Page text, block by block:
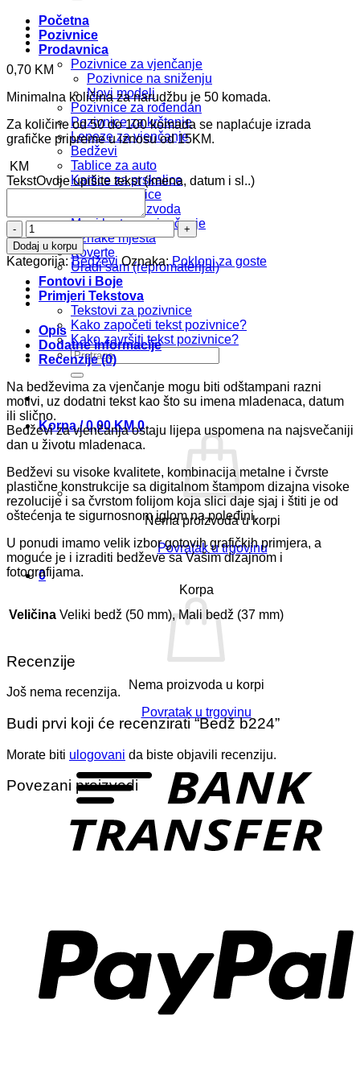
Početna
Pozivnice
Prodavnica
Pozivnice za vjenčanje
Pozivnice na sniženju
Novi modeli
Pozivnice za rođendan
Pozivnice za krštenje
Lepeze za vjenčanje
Bedževi
Tablice za auto
Kartice za prskalice
Foto zahvalnice
Kompleti proizvoda
Meni karte za vjenčanje
Oznake mjesta
Koverte
Uradi sam (repromaterijal)
Fontovi i Boje
Primjeri Tekstova
Tekstovi za pozivnice
Kako započeti tekst pozivnice?
Kako završiti tekst pozivnice?
Pretraži:
Korpa /0,00KM 0
Nema proizvoda u korpi
Povratak u trgovinu
0
Korpa
Nema proizvoda u korpi
Povratak u trgovinu
0,70 KM
Minimalna količina za narudžbu je 50 komada.
Za količine od 50 do 100 komada se naplaćuje izrada
grafičke pripreme u iznosu od 15KM.
KM
TekstOvdje upišite tekst (imena, datum i sl..)
Bedž
b224
količina
Dodaj u korpu
Kategorija:Bedževi Oznaka:Pokloni za goste
Opis
Dodatne informacije
Recenzije (0)
Na bedževima za vjenčanje mogu biti odštampani razni
motivi, uz dodatni tekst kao što su imena mladenaca, datum
ili slično.
Bedževi za vjenčanja ostaju lijepa uspomena na najsvečaniji
dan u životu mladenaca.
Bedževi su visoke kvalitete, kombinacija metalne i čvrste
plastične konstrukcije sa digitalnom štampom dizajna visoke
rezolucije i sa čvrstom folijom koja slici daje sjaj i štiti je od
oštećenja te sigurnosnom iglom na poleđini.
U ponudi imamo velik izbor gotovih grafičkih primjera, a
moguće je i izraditi bedževe sa Vašim dizajnom i
fotografijama.
Veličina Veliki bedž (50 mm), Mali bedž (37 mm)
Recenzije
Još nema recenzija.
Budi prvi koji će recenzirati “Bedž b224”
Morate biti ulogovani da biste objavili recenziju.
Povezani proizvodi